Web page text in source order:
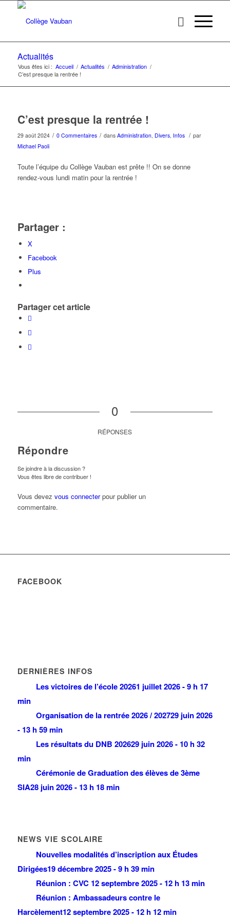
Actualités
Vous êtes ici : Accueil / Actualités / Administration /
C’est presque la rentrée !
C’est presque la rentrée !
29 août 2024 / 0 Commentaires / dans Administration, Divers, Infos / par
Michael Paoli
Toute l’équipe du Collège Vauban est prête !! On se donne
rendez-vous lundi matin pour la rentrée !
Partager :
X
Facebook
Plus
Partager cet article
0
RÉPONSES
Répondre
Se joindre à la discussion ?
Vous êtes libre de contribuer !
Vous devez vous connecterpour publier un
commentaire.
FACEBOOK
DERNIÈRES INFOS
Les victoires de l’école 20261 juillet 2026 - 9 h 17
min
Organisation de la rentrée 2026 / 202729 juin 2026
- 13 h 59 min
Les résultats du DNB 202629 juin 2026 - 10 h 32
min
Cérémonie de Graduation des élèves de 3ème
SIA28 juin 2026 - 13 h 18 min
NEWS VIE SCOLAIRE
Nouvelles modalités d’inscription aux Études
Dirigées19 décembre 2025 - 9 h 39 min
Réunion : CVC 12 septembre 2025 - 12 h 13 min
Réunion : Ambassadeurs contre le
Harcèlement12 septembre 2025 - 12 h 12 min